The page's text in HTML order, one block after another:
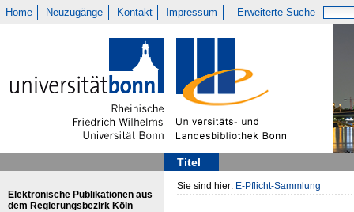
Home Neuzugänge Kontakt Impressum Erweiterte Suche
Titel
Elektronische Publikationen aus
dem Regierungsbezirk Köln
Sie sind hier: E-Pflicht-Sammlung